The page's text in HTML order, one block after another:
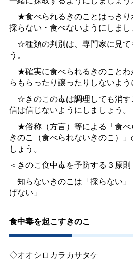
★食べられるきのことはっきり
採らない・食べないようにしまし
☆種類の判別は、専門家に見て
う。
★確実に食べられるきのことわ
らもらったり譲ったりしないよう
☆きのこの毒は調理しても消す
信は信じないようにしましょう。
★俗称（方言）等による「食べ
きのこ（食べられないきのこ）
しょう。
＜きのこ食中毒を予防する３原則
知らないきのこは「採らない
げない」
食中毒を起こすきのこ
◇オオシロカラカサタケ